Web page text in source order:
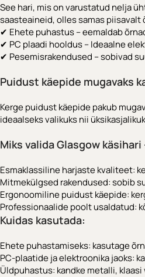
See hari, mis on varustatud nelja
saasteaineid, olles samas
✔ Ehete puhastus – eemaldab
✔ PC plaadi hooldus – Ideaalne
✔ Pesemisrakendused – sobivad
Puidust käepide mugavaks
Kerge puidust käepide pakub
ideaalseks valikuks nii
Miks valida Glasgow käsihari
Esmaklassiline harjaste kvaliteet:
Mitmekülgsed rakendused: sobib
Ergonoomiline puidust käepide:
Professionaalide poolt usaldatud:
Kuidas kasutada:
Ehete puhastamiseks: kasutage
PC-plaatide ja elektroonika jaoks:
Üldpuhastus: kandke metalli,